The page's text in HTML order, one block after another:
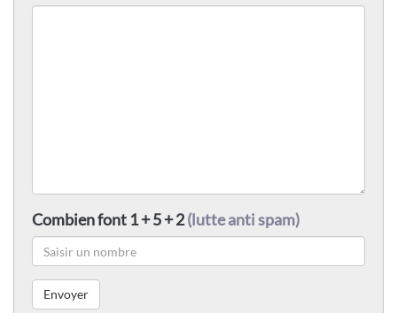
Combien font 1 + 5 + 2(lutte anti spam)